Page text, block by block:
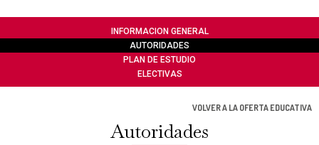
INFORMACION GENERAL
AUTORIDADES
PLAN DE ESTUDIO
ELECTIVAS
VOLVER A LA OFERTA EDUCATIVA
Autoridades